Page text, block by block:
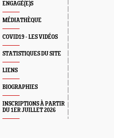
ENGAGÉ(E)S
MÉDIATHÈQUE
COVID19 - LES VIDÉOS
STATISTIQUES DU SITE
LIENS
BIOGRAPHIES
INSCRIPTIONS À PARTIR
DU 1ER JUILLET 2026